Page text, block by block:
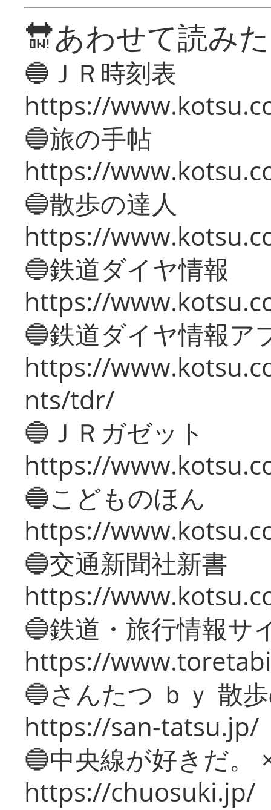
🔛あわせて読み
🔵ＪＲ時刻表
https://
🔵旅の手帖
https://
🔵散歩の達人
https://
🔵鉄道ダイヤ情報
https://
🔵鉄道ダイヤ情報ア
https://
nts/tdr/
🔵ＪＲガゼット
https://
🔵こどものほん
https://
🔵交通新聞社新書
https://
🔵鉄道・旅行情報サ
https://
🔵さんたつ ｂｙ 散
https://san-tatsu.jp/
🔵中央線が好きだ。
https://chuosuki.jp/